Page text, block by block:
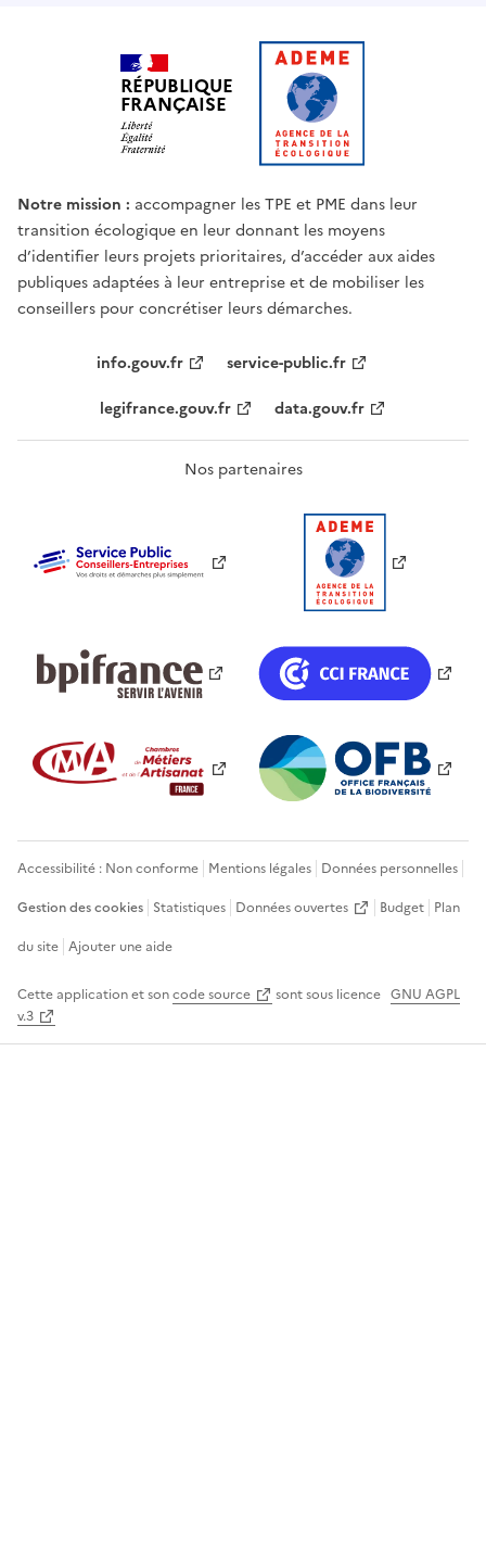
RÉPUBLIQUE
FRANÇAISE
Notre mission : accompagner les TPE et PME dans leur
transition écologique en leur donnant les moyens
d’identifier leurs projets prioritaires, d’accéder aux aides
publiques adaptées à leur entreprise et de mobiliser les
conseillers pour concrétiser leurs démarches.
info.gouv.fr
service-public.fr
legifrance.gouv.fr
data.gouv.fr
Nos partenaires
Accessibilité : Non conforme Mentions légales Données personnelles
Gestion des cookies Statistiques Données ouvertes Budget Plan
du site Ajouter une aide
Cette application et soncode source sont sous licence GNU AGPL
v.3